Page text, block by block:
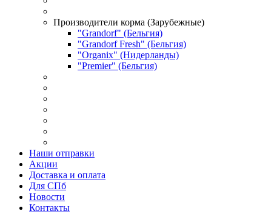
Производители корма (Зарубежные)
"Grandorf" (Бельгия)
"Grandorf Fresh" (Бельгия)
"Organix" (Нидерланды)
"Premier" (Бельгия)
Наши отправки
Акции
Доставка и оплата
Для СПб
Новости
Контакты